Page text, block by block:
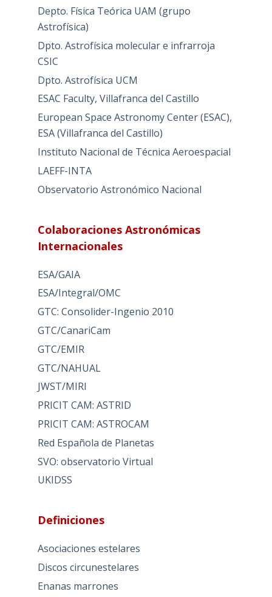
Depto. Física Teórica UAM (grupo
Astrofísica)
Dpto. Astrofísica molecular e infrarroja
CSIC
Dpto. Astrofísica UCM
ESAC Faculty, Villafranca del Castillo
European Space Astronomy Center (ESAC),
ESA (Villafranca del Castillo)
Instituto Nacional de Técnica Aeroespacial
LAEFF-INTA
Observatorio Astronómico Nacional
Colaboraciones Astronómicas
Internacionales
ESA/GAIA
ESA/Integral/OMC
GTC: Consolider-Ingenio 2010
GTC/CanariCam
GTC/EMIR
GTC/NAHUAL
JWST/MIRI
PRICIT CAM: ASTRID
PRICIT CAM: ASTROCAM
Red Española de Planetas
SVO: observatorio Virtual
UKIDSS
Definiciones
Asociaciones estelares
Discos circunestelares
Enanas marrones